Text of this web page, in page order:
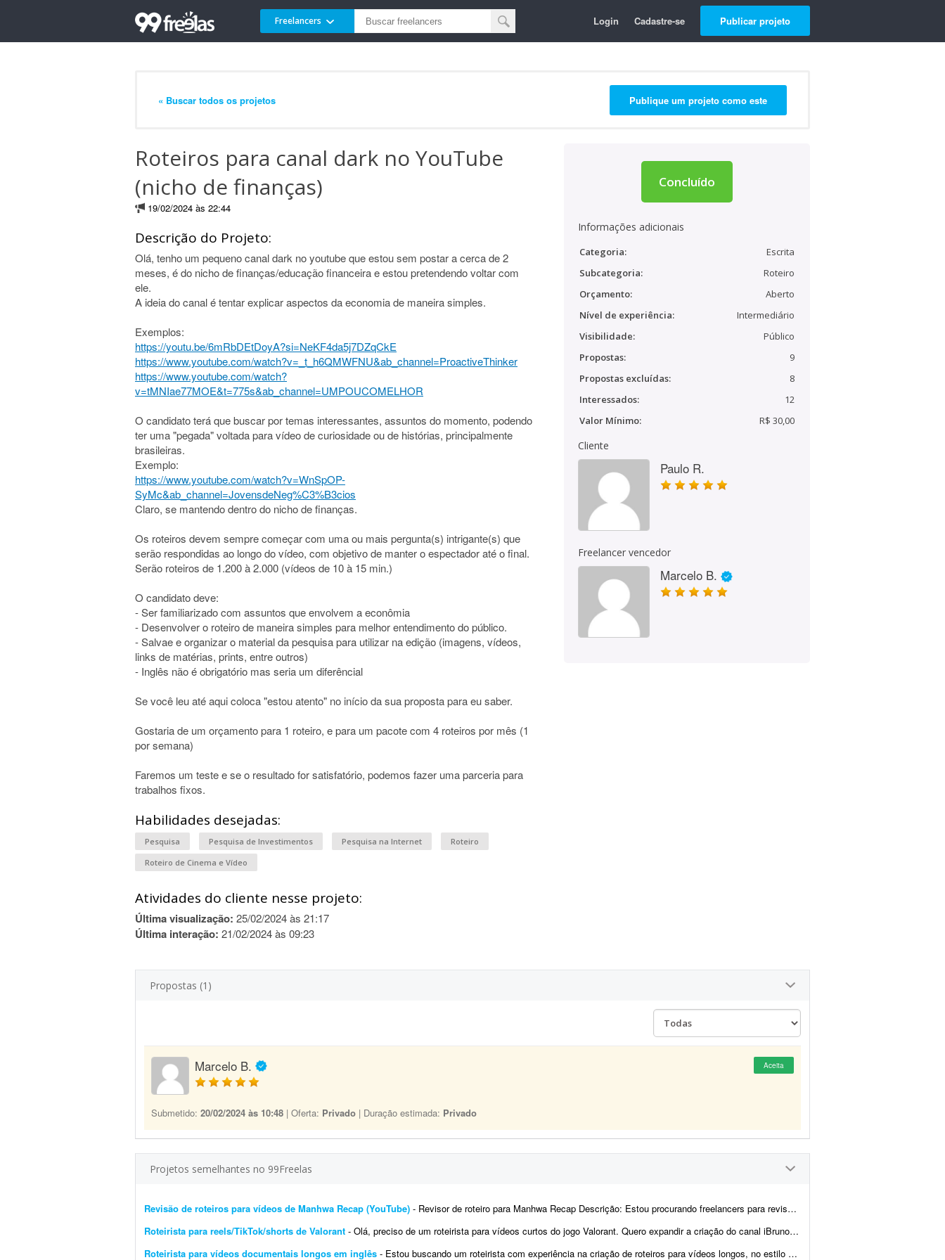
Freelancers Login Cadastre-se Publicar projeto
« Buscar todos os projetos Publique um projeto como este
Roteiros para canal dark no YouTube
(nicho de finanças)
19/02/2024 às 22:44
Descrição do Projeto:
Olá, tenho um pequeno canal dark no youtube que estou sem postar a cerca de 2
meses, é do nicho de finanças/educação financeira e estou pretendendo voltar com
ele.
A ideia do canal é tentar explicar aspectos da economia de maneira simples.
Exemplos:
https://youtu.be/6mRbDEtDoyA?si=NeKF4da5j7DZqCkE
https://www.youtube.com/watch?v=_t_h6QMWFNU&ab_channel=ProactiveThinker
https://www.youtube.com/watch?
v=tMNIae77MOE&t=775s&ab_channel=UMPOUCOMELHOR
O candidato terá que buscar por temas interessantes, assuntos do momento, podendo
ter uma "pegada" voltada para vídeo de curiosidade ou de histórias, principalmente
brasileiras.
Exemplo:
https://www.youtube.com/watch?v=WnSpOP-
SyMc&ab_channel=JovensdeNeg%C3%B3cios
Claro, se mantendo dentro do nicho de finanças.
Os roteiros devem sempre começar com uma ou mais pergunta(s) intrigante(s) que
serão respondidas ao longo do vídeo, com objetivo de manter o espectador até o final.
Serão roteiros de 1.200 à 2.000 (vídeos de 10 à 15 min.)
O candidato deve:
- Ser familiarizado com assuntos que envolvem a econômia
- Desenvolver o roteiro de maneira simples para melhor entendimento do público.
- Salvae e organizar o material da pesquisa para utilizar na edição (imagens, vídeos,
links de matérias, prints, entre outros)
- Inglês não é obrigatório mas seria um diferêncial
Se você leu até aqui coloca "estou atento" no início da sua proposta para eu saber.
Gostaria de um orçamento para 1 roteiro, e para um pacote com 4 roteiros por mês (1
por semana)
Faremos um teste e se o resultado for satisfatório, podemos fazer uma parceria para
trabalhos fixos.
Habilidades desejadas:
Pesquisa Pesquisa de Investimentos Pesquisa na Internet
Roteiro
Roteiro de Cinema e Vídeo
Atividades do cliente nesse projeto:
Última visualização: 25/02/2024 às 21:17
Última interação: 21/02/2024 às 09:23
Concluído
Informações adicionais
Categoria:
Escrita
Subcategoria:
Roteiro
Orçamento:
Aberto
Nível de experiência:
Intermediário
Visibilidade:
Público
Propostas:
9
Propostas excluídas:
8
Interessados:
12
Valor Mínimo:
R$ 30,00
Cliente
Paulo R.
Freelancer vencedor
Marcelo B.
Propostas (1)
Marcelo B. Aceita
Submetido: 20/02/2024 às 10:48 | Oferta: Privado | Duração estimada: Privado
Projetos semelhantes no 99Freelas
Revisão de roteiros para vídeos de Manhwa Recap (YouTube) - Revisor de roteiro para Manhwa Recap Descrição: Estou procurando freelancers para revisar roteiros de vídeos de Manhwa Recap. O trabalho será revisar o roteiro j&aacu...
Roteirista para reels/TikTok/shorts de Valorant - Olá, preciso de um roteirista para vídeos curtos do jogo Valorant. Quero expandir a criação do canal iBrunowski - Valorant e, para isso, preciso de ajuda para escrever ...
Roteirista para vídeos documentais longos em inglês - Estou buscando um roteirista com experiência na criação de roteiros para vídeos longos, no estilo documental, que aborde assuntos como crimes reais, histórias assu...